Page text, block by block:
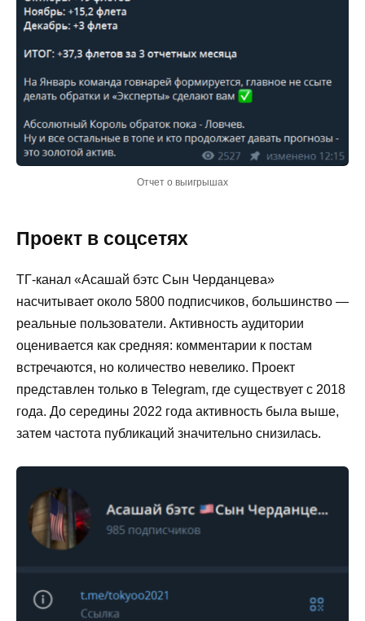
Отчет о выигрышах
Проект в соцсетях
ТГ-канал «Асашай бэтс Сын Черданцева»
насчитывает около 5800 подписчиков, большинство —
реальные пользователи. Активность аудитории
оценивается как средняя: комментарии к постам
встречаются, но количество невелико. Проект
представлен только в Telegram, где существует с 2018
года. До середины 2022 года активность была выше,
затем частота публикаций значительно снизилась.